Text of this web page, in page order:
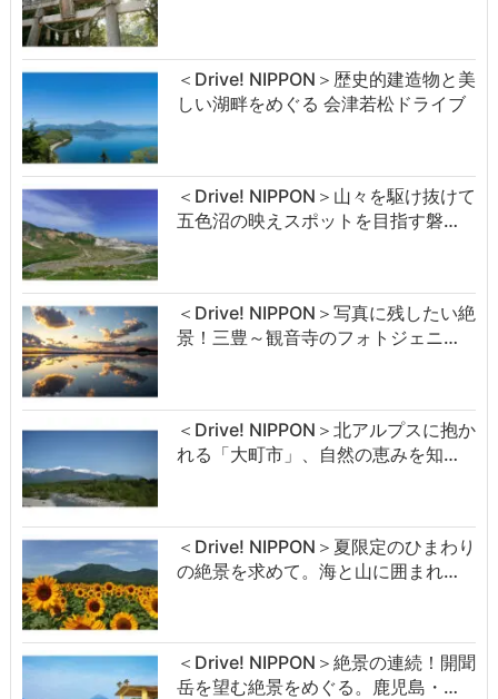
＜Drive! NIPPON＞歴史的建造物と美
しい湖畔をめぐる 会津若松ドライブ
＜Drive! NIPPON＞山々を駆け抜けて
五色沼の映えスポットを目指す磐…
＜Drive! NIPPON＞写真に残したい絶
景！三豊～観音寺のフォトジェニ…
＜Drive! NIPPON＞北アルプスに抱か
れる「大町市」、自然の恵みを知…
＜Drive! NIPPON＞夏限定のひまわり
の絶景を求めて。海と山に囲まれ…
＜Drive! NIPPON＞絶景の連続！開聞
岳を望む絶景をめぐる。鹿児島・…